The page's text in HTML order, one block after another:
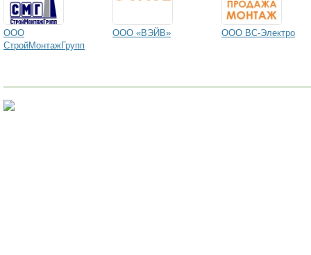
ООО
СтройМонтажГрупп
ООО «ВЭЙВ» ООО ВС-Электро